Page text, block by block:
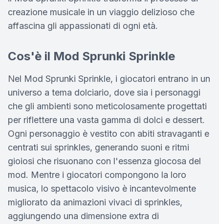
creazione musicale in un viaggio delizioso che
affascina gli appassionati di ogni età.
Cos'è il Mod Sprunki Sprinkle
Nel Mod Sprunki Sprinkle, i giocatori entrano in un
universo a tema dolciario, dove sia i personaggi
che gli ambienti sono meticolosamente progettati
per riflettere una vasta gamma di dolci e dessert.
Ogni personaggio è vestito con abiti stravaganti e
centrati sui sprinkles, generando suoni e ritmi
gioiosi che risuonano con l'essenza giocosa del
mod. Mentre i giocatori compongono la loro
musica, lo spettacolo visivo è incantevolmente
migliorato da animazioni vivaci di sprinkles,
aggiungendo una dimensione extra di